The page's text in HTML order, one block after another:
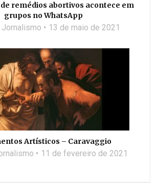
remédios abortivos acontece em
grupos no WhatsApp
Jornalismo 13 de maio de 2021
Artísticos – Caravaggio
11 de fevereiro de 2021